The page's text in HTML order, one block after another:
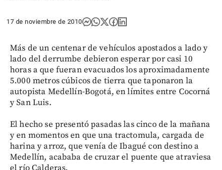
17 de noviembre de 2010
Más de un centenar de vehículos apostados a lado y
lado del derrumbe debieron esperar por casi 10
horas a que fueran evacuados los aproximadamente
5.000 metros cúbicos de tierra que taponaron la
autopista Medellín-Bogotá, en límites entre Cocorná
y San Luis.
El hecho se presentó pasadas las cinco de la mañana
y en momentos en que una tractomula, cargada de
harina y arroz, que venía de Ibagué con destino a
Medellín, acababa de cruzar el puente que atraviesa
el río Calderas.